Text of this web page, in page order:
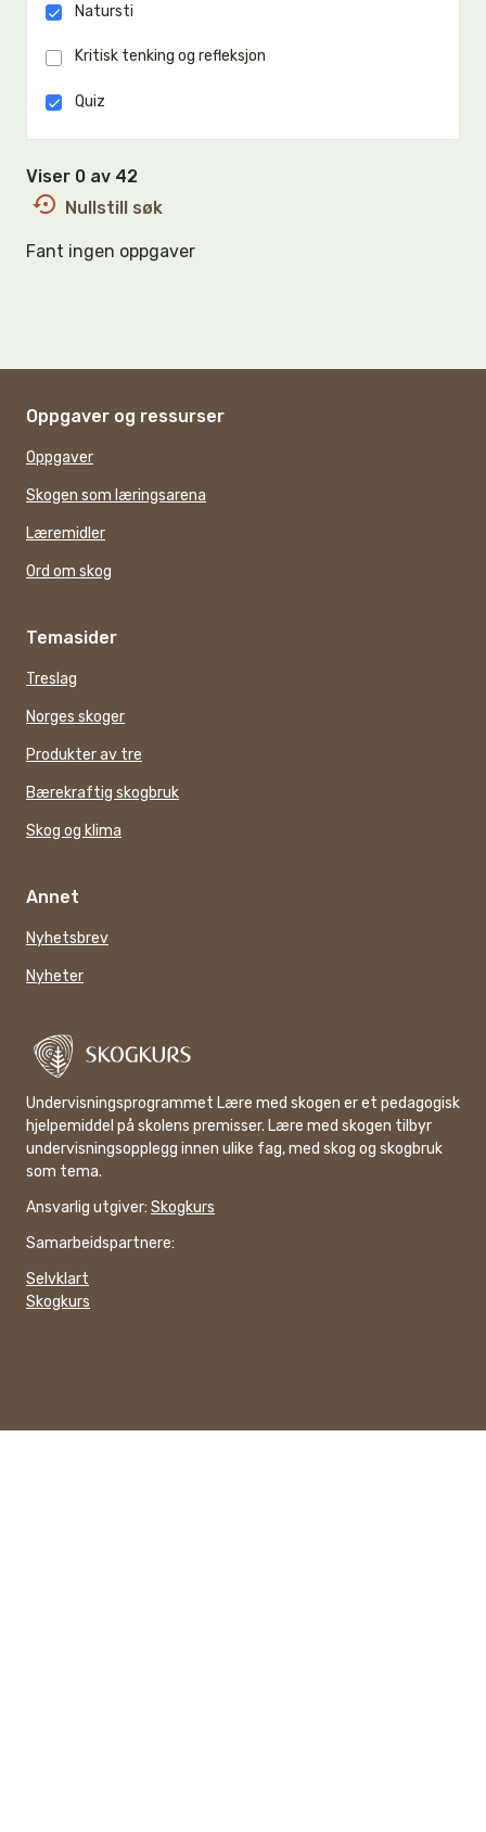
Natursti
Kritisk tenking og refleksjon
Quiz
Viser 0 av 42
Nullstill søk
Fant ingen oppgaver
Oppgaver og ressurser
Oppgaver
Skogen som læringsarena
Læremidler
Ord om skog
Temasider
Treslag
Norges skoger
Produkter av tre
Bærekraftig skogbruk
Skog og klima
Annet
Nyhetsbrev
Nyheter
Undervisningsprogrammet Lære med skogen er et pedagogisk
hjelpemiddel på skolens premisser. Lære med skogen tilbyr
undervisningsopplegg innen ulike fag, med skog og skogbruk
som tema.
Ansvarlig utgiver: Skogkurs
Samarbeidspartnere:
Selvklart
Skogkurs